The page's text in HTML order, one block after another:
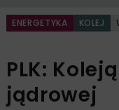
ENERGETYKA KOLEJ
PLK:
jądrowej